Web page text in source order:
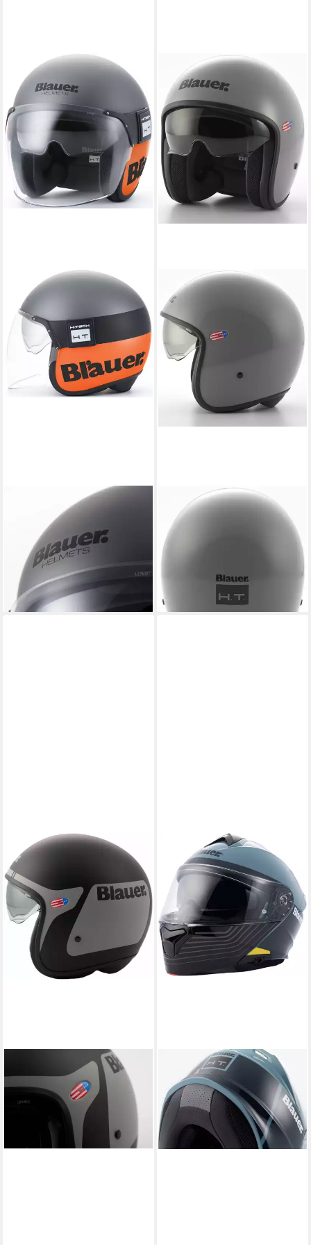
Motorradhelm Pod 06
Jethelm, integriertes
Sonnenvisier
151,80 € 209,00 €
-27%
lieferbar - in 4-5 Werktagen bei dir
BLAUER
Motorradhelm Pilot 1.1
Monochrome Jethelm,
lieferbar - in 4-5 Werktagen bei dir